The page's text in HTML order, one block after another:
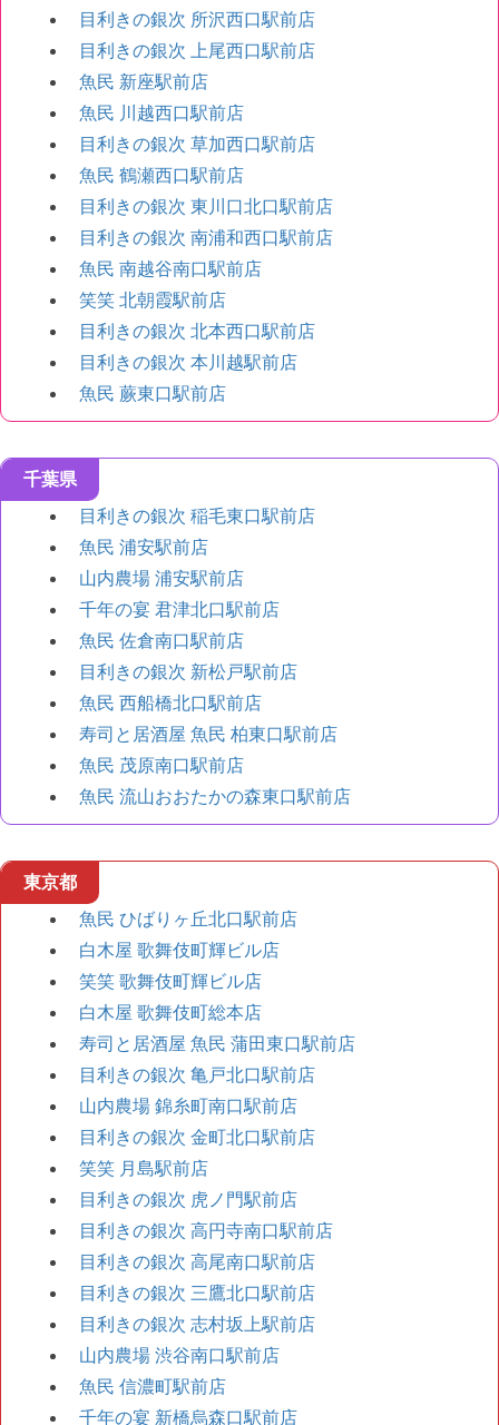
目利きの銀次 所沢西口駅前店
目利きの銀次 上尾西口駅前店
魚民 新座駅前店
魚民 川越西口駅前店
目利きの銀次 草加西口駅前店
魚民 鶴瀬西口駅前店
目利きの銀次 東川口北口駅前店
目利きの銀次 南浦和西口駅前店
魚民 南越谷南口駅前店
笑笑 北朝霞駅前店
目利きの銀次 北本西口駅前店
目利きの銀次 本川越駅前店
魚民 蕨東口駅前店
千葉県
目利きの銀次 稲毛東口駅前店
魚民 浦安駅前店
山内農場 浦安駅前店
千年の宴 君津北口駅前店
魚民 佐倉南口駅前店
目利きの銀次 新松戸駅前店
魚民 西船橋北口駅前店
寿司と居酒屋 魚民 柏東口駅前店
魚民 茂原南口駅前店
魚民 流山おおたかの森東口駅前店
東京都
魚民 ひばりヶ丘北口駅前店
白木屋 歌舞伎町輝ビル店
笑笑 歌舞伎町輝ビル店
白木屋 歌舞伎町総本店
寿司と居酒屋 魚民 蒲田東口駅前店
目利きの銀次 亀戸北口駅前店
山内農場 錦糸町南口駅前店
目利きの銀次 金町北口駅前店
笑笑 月島駅前店
目利きの銀次 虎ノ門駅前店
目利きの銀次 高円寺南口駅前店
目利きの銀次 高尾南口駅前店
目利きの銀次 三鷹北口駅前店
目利きの銀次 志村坂上駅前店
山内農場 渋谷南口駅前店
魚民 信濃町駅前店
千年の宴 新橋烏森口駅前店